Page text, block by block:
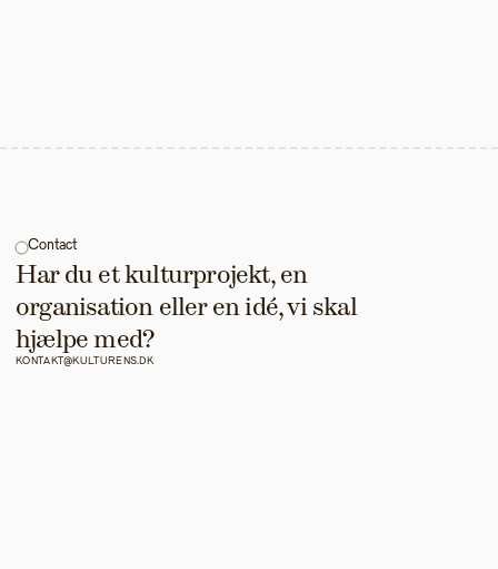
Contact
Har du et kulturprojekt, en
organisation eller en idé, vi skal
hjælpe med?
KONTAKT@KULTURENS.DK